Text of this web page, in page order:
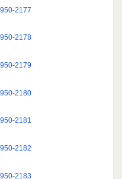
2177
2178
2179
2180
2181
2182
2183